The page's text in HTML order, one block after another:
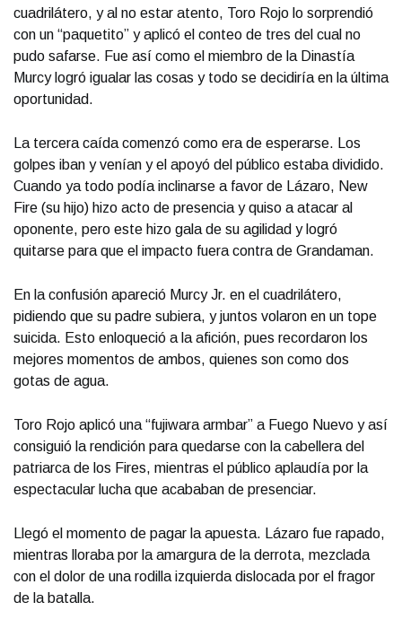
cuadrilátero, y al no estar atento, Toro Rojo lo sorprendió
con un “paquetito” y aplicó el conteo de tres del cual no
pudo safarse. Fue así como el miembro de la Dinastía
Murcy logró igualar las cosas y todo se decidiría en la última
oportunidad.
La tercera caída comenzó como era de esperarse. Los
golpes iban y venían y el apoyó del público estaba dividido.
Cuando ya todo podía inclinarse a favor de Lázaro, New
Fire (su hijo) hizo acto de presencia y quiso a atacar al
oponente, pero este hizo gala de su agilidad y logró
quitarse para que el impacto fuera contra de Grandaman.
En la confusión apareció Murcy Jr. en el cuadrilátero,
pidiendo que su padre subiera, y juntos volaron en un tope
suicida. Esto enloqueció a la afición, pues recordaron los
mejores momentos de ambos, quienes son como dos
gotas de agua.
Toro Rojo aplicó una “fujiwara armbar” a Fuego Nuevo y así
consiguió la rendición para quedarse con la cabellera del
patriarca de los Fires, mientras el público aplaudía por la
espectacular lucha que acababan de presenciar.
Llegó el momento de pagar la apuesta. Lázaro fue rapado,
mientras lloraba por la amargura de la derrota, mezclada
con el dolor de una rodilla izquierda dislocada por el fragor
de la batalla.